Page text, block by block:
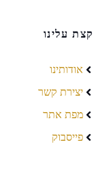
קצת עלינו
אודותינו
יצירת קשר
מפת אתר
פייסבוק